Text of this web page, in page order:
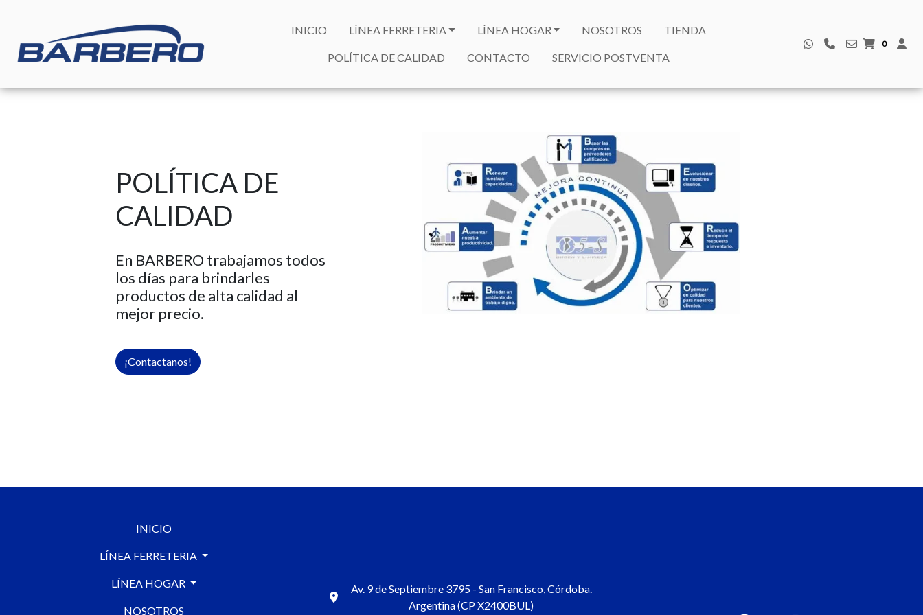
INICIO LÍNEA FERRETERIA LÍNEA HOGAR NOSOTROS TIENDA
POLÍTICA DE CALIDAD CONTACTO SERVICIO POSTVENTA
0
POLÍTICA DE
CALIDAD
En BARBERO trabajamos todos
los días para brindarles
productos de alta calidad al
mejor precio.
¡Contactanos!
INICIO
LÍNEA FERRETERIA
LÍNEA HOGAR
NOSOTROS
Av. 9 de Septiembre 3795 - San Francisco, Córdoba.
Argentina (CP X2400BUL)